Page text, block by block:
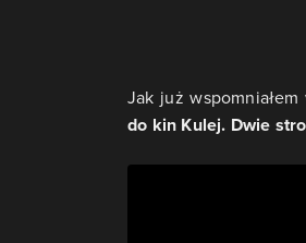
Jak już wspomniałem
do kin Kulej. Dwie